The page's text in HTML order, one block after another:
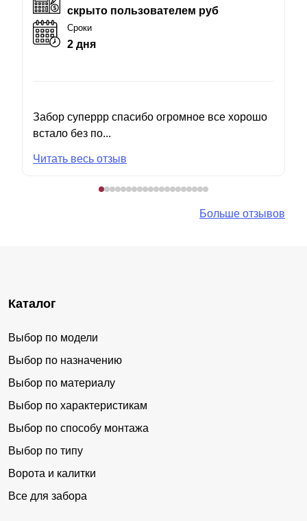
скрыто пользователем руб
Сроки
2 дня
Забор суперрр спасибо огромное все хорошо
встало без по...
Читать весь отзыв
Больше отзывов
Каталог
Выбор по модели
Выбор по назначению
Выбор по материалу
Выбор по характеристикам
Выбор по способу монтажа
Выбор по типу
Ворота и калитки
Все для забора